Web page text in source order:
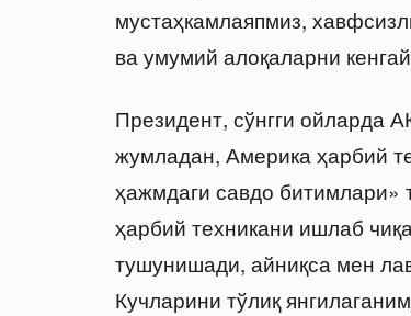
мустаҳкамлаяпмиз,
ва умумий алоқаларни
Президент, сўнгги ойларда
жумладан, Америка ҳарбий
ҳажмдаги савдо битимлари»
ҳарбий техникани ишлаб
тушунишади, айниқса мен
Кучларини тўлиқ